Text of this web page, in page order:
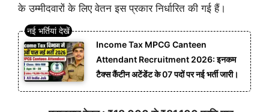
के उम्मीदवारों के लिए वेतन इस प्रकार निर्धारित की गई हैं।
Income Tax MPCG Canteen
Attendant Recruitment 2026: इनकम
टैक्स कैंटीन अटेंडेंट के 07 पदों पर नई भर्ती जारी।